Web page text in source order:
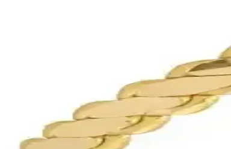
Harem Altın 10 Gram (9.95 Has) altın havale, yüksek
T51 Tuğrul Altın 7 Gram 22 Ayar Saf Altın
Yüksek kalite 22 ayar saf altından üretilmiş, el işçiliğiyle
E-Altın 24 Ayar 8 Gr Hesaba Has Altın
Güvenli ve pratik altın yatırımı için E-Altın 24 Ayar 8 Gr
Kayra Mücevher Prenses Anka Kuşu Altın